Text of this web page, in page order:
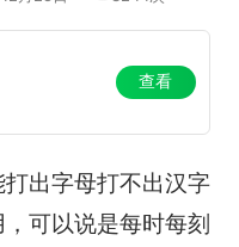
查看
出字母打不出汉字
可以说是每时每刻